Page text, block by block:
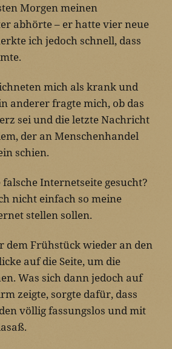
Morgen meinen
abhörte – er hatte vier neue
ich jedoch schnell, dass
mich als krank und
anderer fragte mich, ob das
sei und die letzte Nachricht
der an Menschenhandel
schien.
Internetseite gesucht?
nicht einfach so meine
stellen sollen.
dem Frühstück wieder an den
auf die Seite, um die
Was sich dann jedoch auf
zeigte, sorgte dafür, dass
völlig fassungslos und mit